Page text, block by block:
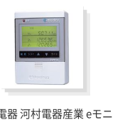
器 河村電器産業 eモニ